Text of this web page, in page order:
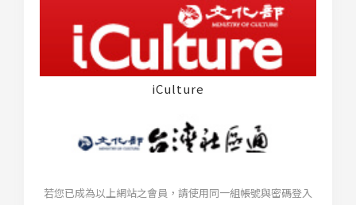
iCulture
若您已成為以上網站之會員，請使用同一組帳號與密碼登入